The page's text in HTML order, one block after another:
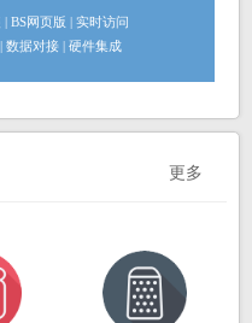
BS网页版 | 实时访问
数据对接 | 硬件集成
更多